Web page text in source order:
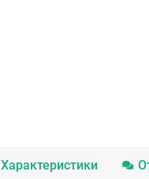
Характеристики